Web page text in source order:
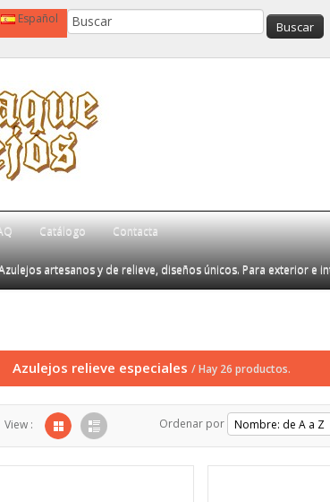
Español
Catálogo Contacta
artesanos y de relieve, diseños únicos. Para exterior e
Azulejos relieve especiales / Hay 26 productos.
View : Ordenar por